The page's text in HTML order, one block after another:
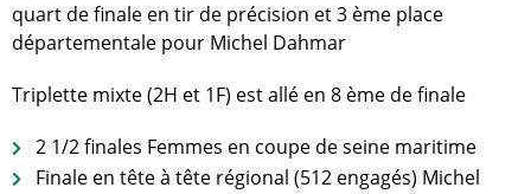
quart de finale en tir de précision et 3 ème place
départementale pour Michel Dahmar
Triplette mixte (2H et 1F) est allé en 8 ème de finale
2 1/2 finales Femmes en coupe de seine maritime
Finale en tête à tête régional (512 engagés) Michel